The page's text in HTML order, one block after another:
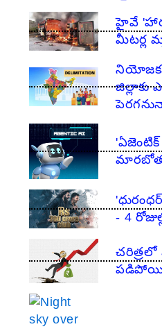
హైవే
మీటర్ల
జిల్లాకు
'ఏజెంటిక్
- 4
చరిత్రలో